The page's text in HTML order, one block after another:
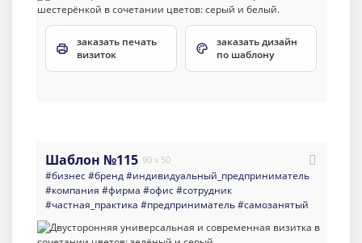
заказать печать
визиток
заказать дизайн
по шаблону
Шаблон №115 90 x 50
#бизнес#бренд#индивидуальный_предприниматель
#компания #фирма #офис#сотрудник
#частная_практика #предприниматель#самозанятый